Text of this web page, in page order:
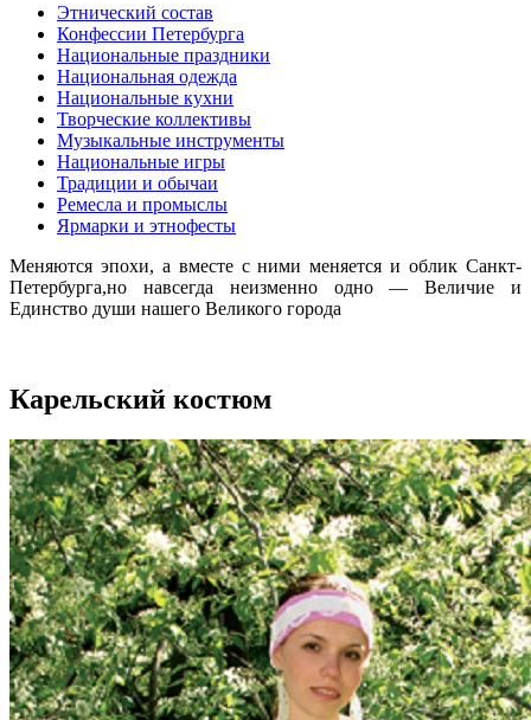
Этнический состав
Конфессии Петербурга
Национальные праздники
Национальная одежда
Национальные кухни
Творческие коллективы
Музыкальные инструменты
Национальные игры
Традиции и обычаи
Ремесла и промыслы
Ярмарки и этнофесты
Меняются эпохи, а вместе с ними меняется и облик Санкт-
Петербурга,но навсегда неизменно одно — Величие и
Единство души нашего Великого города
Карельский костюм